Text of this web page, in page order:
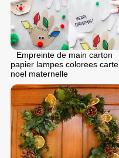
Empreinte de main carton
papier lampes colorees carte
noel maternelle